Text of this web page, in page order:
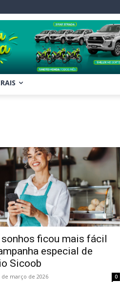
sonhos ficou mais fácil
especial de
Sicoob
de março de 2026 0